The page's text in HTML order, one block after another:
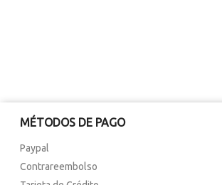
MÉTODOS DE PAGO
Paypal
Contrareembolso